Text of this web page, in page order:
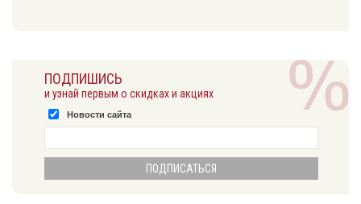
ПОДПИШИСЬ
и узнай первым о скидках и акциях
Новости сайта